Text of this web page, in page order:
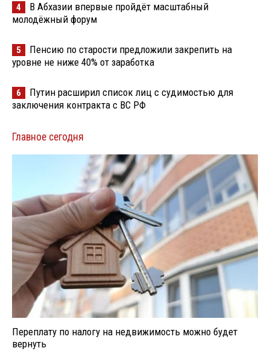
4
В Абхазии впервые пройдёт масштабный
молодёжный форум
5
Пенсию по старости предложили закрепить на
уровне не ниже 40% от заработка
6
Путин расширил список лиц с судимостью для
заключения контракта с ВС РФ
Главное сегодня
Переплату по налогу на недвижимость можно будет
вернуть